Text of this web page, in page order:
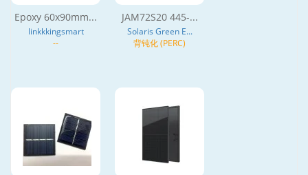
Epoxy 60x90mm...
linkkkingsmart
--
JAM72S20 445-...
Solaris Green E...
背钝化 (PERC)